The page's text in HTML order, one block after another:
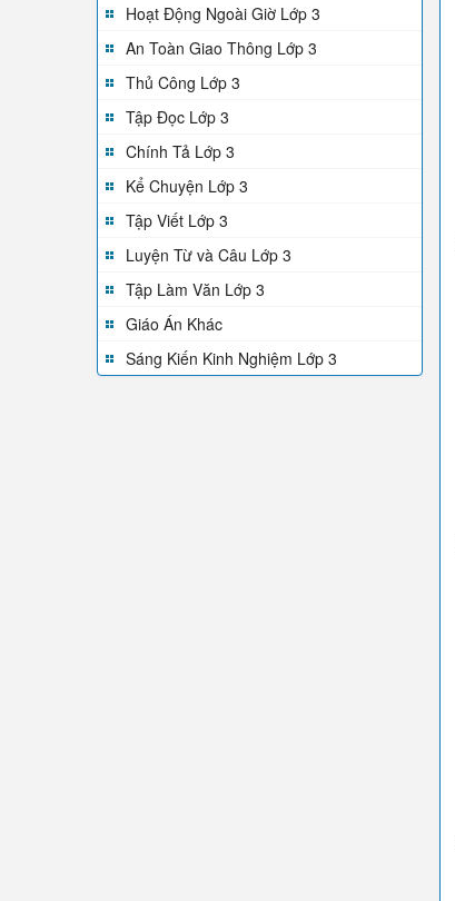
Hoạt Động Ngoài Giờ Lớp 3
An Toàn Giao Thông Lớp 3
Thủ Công Lớp 3
Tập Đọc Lớp 3
Chính Tả Lớp 3
Kể Chuyện Lớp 3
Tập Viết Lớp 3
Luyện Từ và Câu Lớp 3
Tập Làm Văn Lớp 3
Giáo Án Khác
Sáng Kiến Kinh Nghiệm Lớp 3